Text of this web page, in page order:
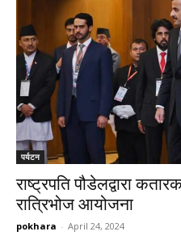
पर्यटन
राष्ट्रपति पौडेलद्वारा
रात्रिभोज आयोजना
pokhara - April 24, 2024